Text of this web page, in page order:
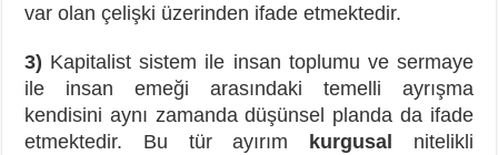
var olan çelişki üzerinden ifade etmektedir.
3) Kapitalist sistem ile insan toplumu ve sermaye
ile insan emeği arasındaki temelli ayrışma
kendisini aynı zamanda düşünsel planda da ifade
etmektedir. Bu tür ayırım kurgusal nitelikli